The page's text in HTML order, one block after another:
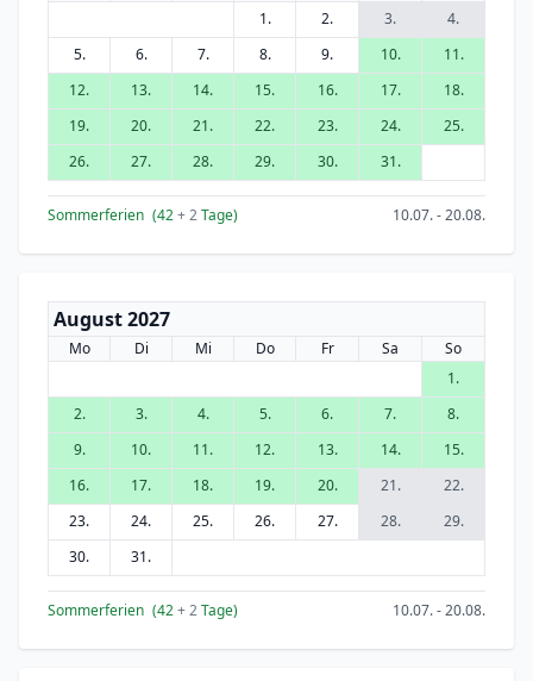
1.
2. 3.
4.
5.
6. 7. 8. 9. 10.
11.
12.
13. 14. 15. 16. 17.
18.
19.
20. 21. 22. 23. 24.
25.
26.
27. 28. 29. 30. 31.
Sommerferien (42+ 2Tage) 10.07. - 20.08.
August 2027
Mo Di Mi Do Fr Sa
So
1.
2.
3. 4. 5. 6. 7.
8.
9.
10. 11. 12. 13. 14.
15.
16.
17. 18. 19. 20. 21.
22.
23.
24. 25. 26. 27. 28.
29.
30.
31.
Sommerferien (42+ 2Tage) 10.07. - 20.08.